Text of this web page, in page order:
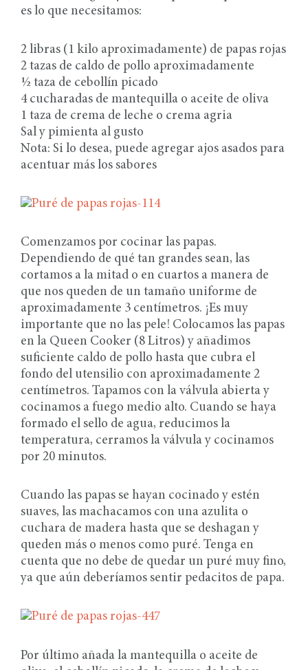
es lo que necesitamos:
2 libras (1 kilo aproximadamente) de papas rojas
2 tazas de caldo de pollo aproximadamente
½ taza de cebollín picado
4 cucharadas de mantequilla o aceite de oliva
1 taza de crema de leche o crema agria
Sal y pimienta al gusto
Nota: Si lo desea, puede agregar ajos asados para
acentuar más los sabores
Comenzamos por cocinar las papas.
Dependiendo de qué tan grandes sean, las
cortamos a la mitad o en cuartos a manera de
que nos queden de un tamaño uniforme de
aproximadamente 3 centímetros. ¡Es muy
importante que no las pele! Colocamos las papas
en la Queen Cooker (8 Litros) y añadimos
suficiente caldo de pollo hasta que cubra el
fondo del utensilio con aproximadamente 2
centímetros. Tapamos con la válvula abierta y
cocinamos a fuego medio alto. Cuando se haya
formado el sello de agua, reducimos la
temperatura, cerramos la válvula y cocinamos
por 20 minutos.
Cuando las papas se hayan cocinado y estén
suaves, las machacamos con una azulita o
cuchara de madera hasta que se deshagan y
queden más o menos como puré. Tenga en
cuenta que no debe de quedar un puré muy fino,
ya que aún deberíamos sentir pedacitos de papa.
Por último añada la mantequilla o aceite de